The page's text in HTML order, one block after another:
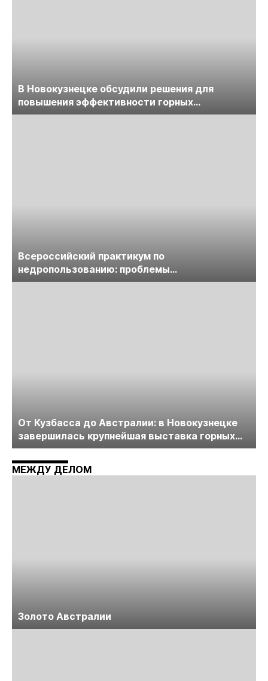
В Новокузнецке обсудили решения для
повышения эффективности горных
предприятий
Всероссийский практикум по
недропользованию: проблемы
лицензирования, цифровизации, экспертизы
От Кузбасса до Австралии: в Новокузнецке
завершилась крупнейшая выставка горных
технологий «Недра России. Уголь России и
Майнинг»
МЕЖДУ ДЕЛОМ
Золото Австралии